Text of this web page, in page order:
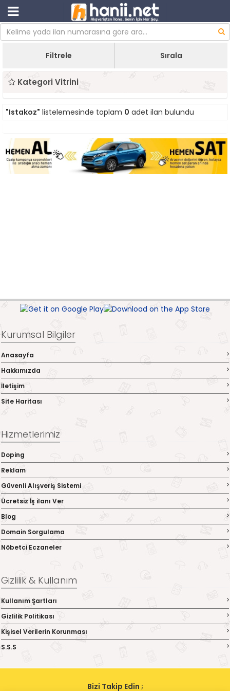
Filtrele Sırala
Kategori Vitrini
"Istakoz" listelemesinde toplam 0 adet ilan bulundu
Kurumsal Bilgiler
Anasayfa
Hakkımızda
İletişim
Site Haritası
Hizmetlerimiz
Doping
Reklam
Güvenli Alışveriş Sistemi
Ücretsiz İş ilanı Ver
Blog
Domain Sorgulama
Nöbetci Eczaneler
Gizlilik & Kullanım
Kullanım Şartları
Gizlilik Politikası
Kişisel Verilerin Korunması
S.S.S
Bizi Takip Edin ;